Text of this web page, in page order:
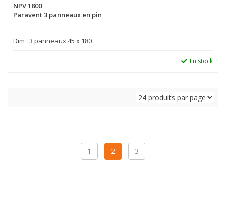
NPV 1800
Paravent 3 panneaux en pin
Dim : 3 panneaux 45 x 180
En stock
1 2 3